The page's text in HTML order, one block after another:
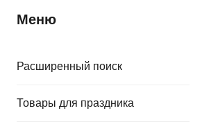
Меню
Расширенный поиск
Товары для праздника